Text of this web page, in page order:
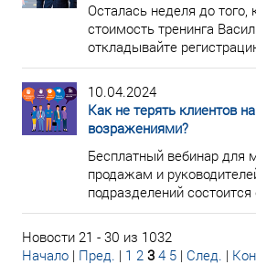
Осталась неделя до того,
стоимость тренинга
откладывайте
10.04.2024
Как не терять клиентов
возражениями?
Бесплатный вебинар для
продажам и
подразделений
Новости 21 - 30 из 1032
Начало | Пред. | 1 2 3 4 5 | След. |